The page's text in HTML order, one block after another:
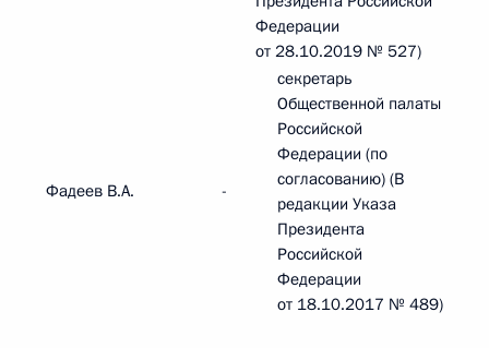
Федерации
от 28.10.2019 № 527)
Фадеев В.А. -
секретарь
Общественной палаты
Российской
Федерации (по
согласованию) (В
редакции Указа
Президента
Российской
Федерации
от 18.10.2017 № 489)